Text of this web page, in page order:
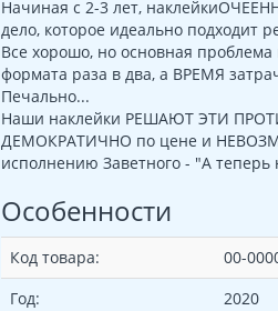
Начиная с 2-3 лет,
дело, которое идеально подходит
Все хорошо, но основная
формата раза в два, а ВРЕМЯ
Печально...
Наши наклейки РЕШАЮТ ЭТИ
ДЕМОКРАТИЧНО по цене и
исполнению Заветного - "А теперь
Особенности
Код товара:
00-
Год:
2020